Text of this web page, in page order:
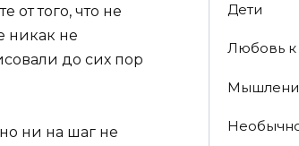
от того, что не
никак не
до сих пор
ни на шаг не
Дети
Любовь к